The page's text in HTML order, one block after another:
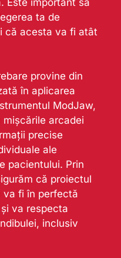
ta de
că acesta va fi atât
provine din
în aplicarea
ModJaw,
arcadei
precise
ale
pacientului. Prin
că proiectul
va fi în perfectă
va respecta
inclusiv